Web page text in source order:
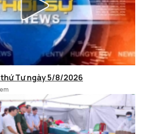
thứ Tư ngày 5/8/2026